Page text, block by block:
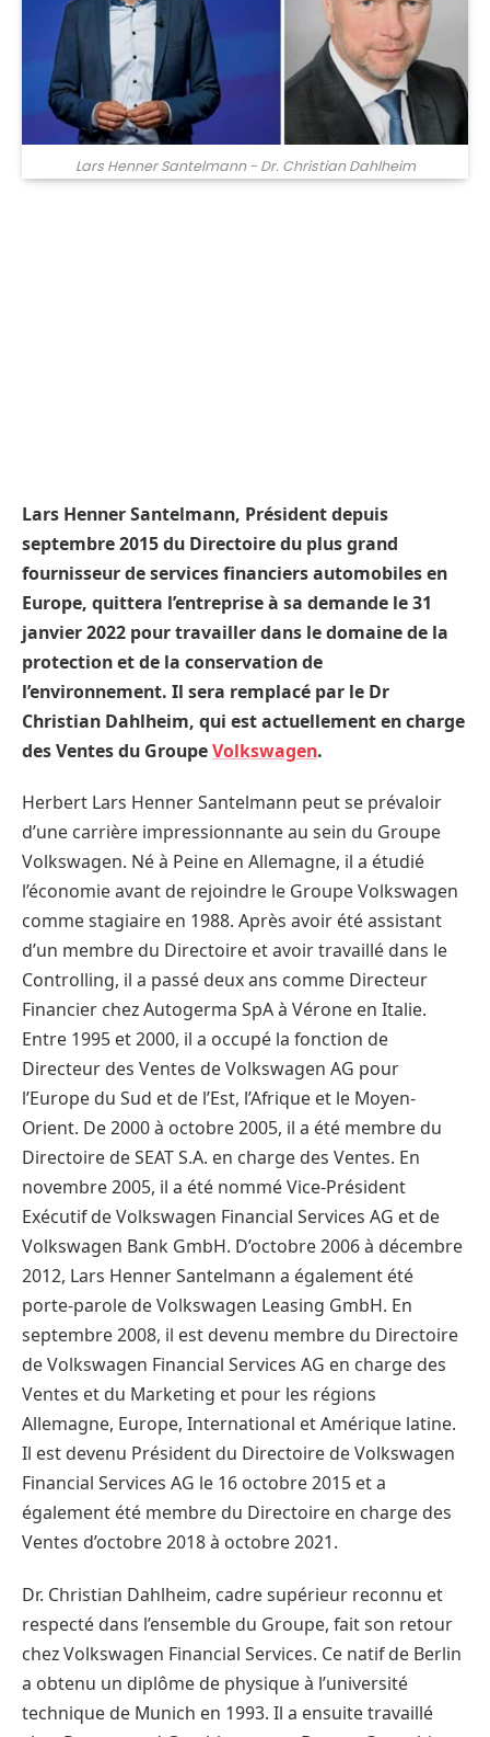
Lars Henner Santelmann - Dr. Christian Dahlheim
Lars Henner Santelmann, Président depuis
septembre 2015 du Directoire du plus grand
fournisseur de services financiers automobiles en
Europe, quittera l’entreprise à sa demande le 31
janvier 2022 pour travailler dans le domaine de la
protection et de la conservation de
l’environnement. Il sera remplacé par le Dr
Christian Dahlheim, qui est actuellement en charge
des Ventes du GroupeVolkswagen.
Herbert Lars Henner Santelmann peut se prévaloir
d’une carrière impressionnante au sein du Groupe
Volkswagen. Né à Peine en Allemagne, il a étudié
l’économie avant de rejoindre le Groupe Volkswagen
comme stagiaire en 1988. Après avoir été assistant
d’un membre du Directoire et avoir travaillé dans le
Controlling, il a passé deux ans comme Directeur
Financier chez Autogerma SpA à Vérone en Italie.
Entre 1995 et 2000, il a occupé la fonction de
Directeur des Ventes de Volkswagen AG pour
l’Europe du Sud et de l’Est, l’Afrique et le Moyen-
Orient. De 2000 à octobre 2005, il a été membre du
Directoire de SEAT S.A. en charge des Ventes. En
novembre 2005, il a été nommé Vice-Président
Exécutif de Volkswagen Financial Services AG et de
Volkswagen Bank GmbH. D’octobre 2006 à décembre
2012, Lars Henner Santelmann a également été
porte-parole de Volkswagen Leasing GmbH. En
septembre 2008, il est devenu membre du Directoire
de Volkswagen Financial Services AG en charge des
Ventes et du Marketing et pour les régions
Allemagne, Europe, International et Amérique latine.
Il est devenu Président du Directoire de Volkswagen
Financial Services AG le 16 octobre 2015 et a
également été membre du Directoire en charge des
Ventes d’octobre 2018 à octobre 2021.
Dr. Christian Dahlheim, cadre supérieur reconnu et
respecté dans l’ensemble du Groupe, fait son retour
chez Volkswagen Financial Services. Ce natif de Berlin
a obtenu un diplôme de physique à l’université
technique de Munich en 1993. Il a ensuite travaillé